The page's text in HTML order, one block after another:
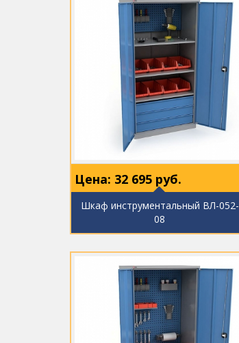
Цена: 32 695 руб.
Шкаф инструментальный ВЛ-052-
08